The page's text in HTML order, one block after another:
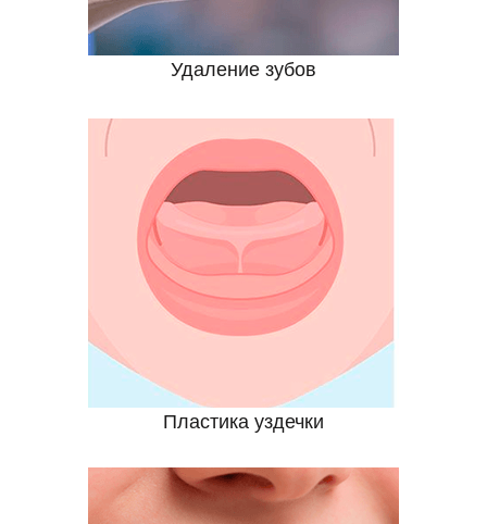
Удаление зубов
Пластика уздечки